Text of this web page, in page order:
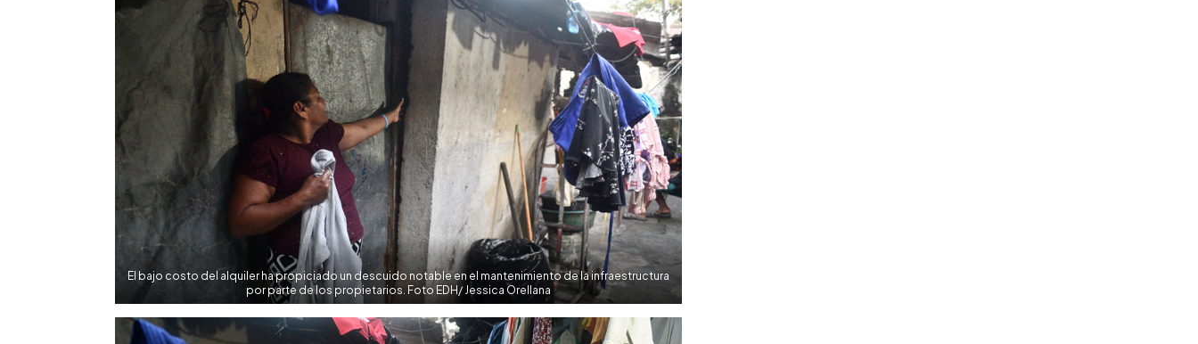
El bajo costo del alquiler ha propiciado un descuido notable en el mantenimiento de la infraestructura
por parte de los propietarios. Foto EDH/ Jessica Orellana